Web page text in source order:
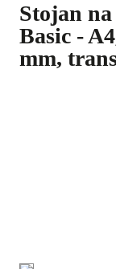
Stojan
Basic -
mm,